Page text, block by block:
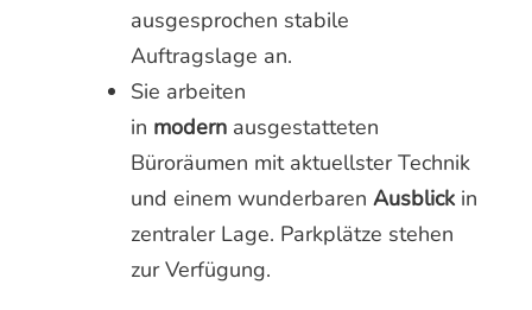
ausgesprochen stabile
Auftragslage an.
Sie arbeiten
in modern ausgestatteten
Büroräumen mit aktuellster Technik
und einem wunderbaren Ausblickin
zentraler Lage. Parkplätze stehen
zur Verfügung.